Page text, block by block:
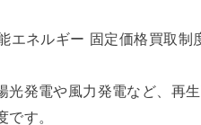
ネルギー 固定価格買取制
光発電や風力発電など、再
す。